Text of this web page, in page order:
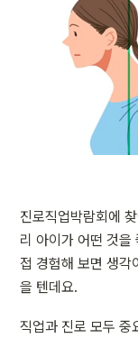
진로직업박람회에
리 아이가 어떤 것을
접 경험해 보면 생각
을 텐데요.
직업과 진로 모두 중